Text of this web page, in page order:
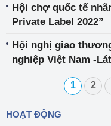
Hội chợ quốc tế
Private Label 2022”
Hội nghị giao
nghiệp Việt Nam -
1 2
HOẠT ĐỘNG